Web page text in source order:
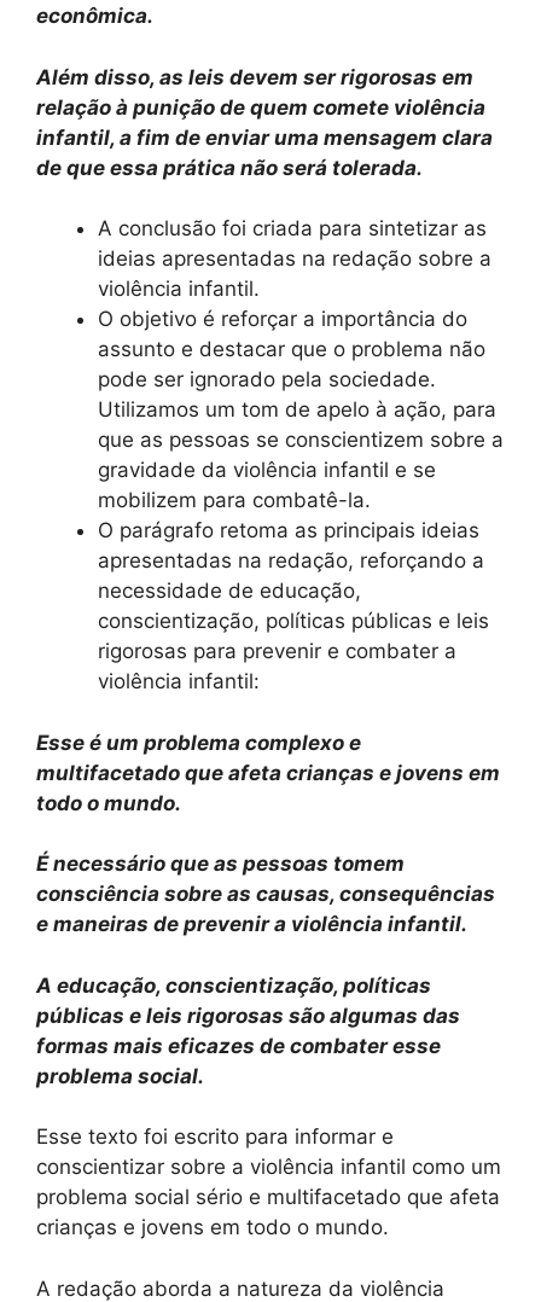
econômica.
Além disso, as leis devem ser rigorosas em
relação à punição de quem comete violência
infantil, a fim de enviar uma mensagem clara
de que essa prática não será tolerada.
A conclusão foi criada para sintetizar as
ideias apresentadas na redação sobre a
violência infantil.
O objetivo é reforçar a importância do
assunto e destacar que o problema não
pode ser ignorado pela sociedade.
Utilizamos um tom de apelo à ação, para
que as pessoas se conscientizem sobre a
gravidade da violência infantil e se
mobilizem para combatê-la.
O parágrafo retoma as principais ideias
apresentadas na redação, reforçando a
necessidade de educação,
conscientização, políticas públicas e leis
rigorosas para prevenir e combater a
violência infantil:
Esse é um problema complexo e
multifacetado que afeta crianças e jovens em
todo o mundo.
É necessário que as pessoas tomem
consciência sobre as causas, consequências
e maneiras de prevenir a violência infantil.
A educação, conscientização, políticas
públicas e leis rigorosas são algumas das
formas mais eficazes de combater esse
problema social.
Esse texto foi escrito para informar e
conscientizar sobre a violência infantil como um
problema social sério e multifacetado que afeta
crianças e jovens em todo o mundo.
A redação aborda a natureza da violência